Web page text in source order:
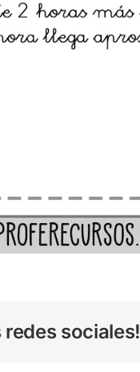
sociales!